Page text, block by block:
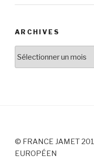
ARCHIVES
© FRANCE JAMET
EUROPÉEN